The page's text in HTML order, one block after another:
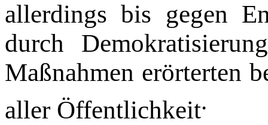
allerdings bis gegen
durch
Maß­nahmen erörterten
aller Öffent­lichkeit.